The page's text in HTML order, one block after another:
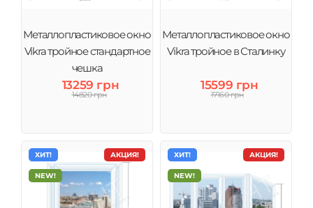
Металлопластиковое окно
Vikra тройное стандартное
чешка
13259 грн
14820 грн
Металлопластиковое окно
Vikra тройное в Сталинку
15599 грн
17160 грн
АКЦИЯ!
ХИТ!
NEW!
АКЦИЯ!
ХИТ!
NEW!